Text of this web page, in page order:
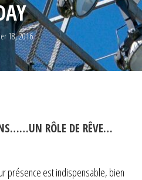
18, 2016
RÔLE DE RÊVE…
présence est indispensable, bien